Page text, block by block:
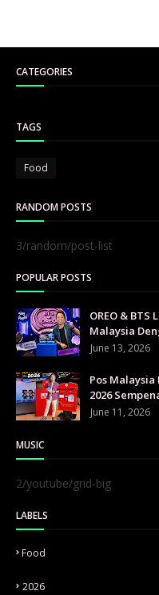
CATEGORIES
TAGS
Food
RANDOM POSTS
3/random/post-list
POPULAR POSTS
OREO &
Malaysia
June 13, 2026
Pos
2026
June 11, 2026
MUSIC
2/youtube/grid-big
LABELS
Food
2026